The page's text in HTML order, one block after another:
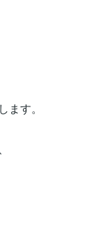
す。